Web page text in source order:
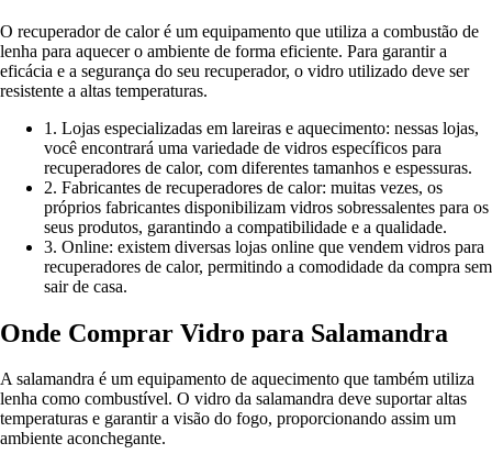
O recuperador de calor é um equipamento que utiliza a combustão de
lenha para aquecer o ambiente de forma eficiente. Para garantir a
eficácia e a segurança do seu recuperador, o vidro utilizado deve ser
resistente a altas temperaturas.
1. Lojas especializadas em lareiras e aquecimento: nessas lojas,
você encontrará uma variedade de vidros específicos para
recuperadores de calor, com diferentes tamanhos e espessuras.
2. Fabricantes de recuperadores de calor: muitas vezes, os
próprios fabricantes disponibilizam vidros sobressalentes para os
seus produtos, garantindo a compatibilidade e a qualidade.
3. Online: existem diversas lojas online que vendem vidros para
recuperadores de calor, permitindo a comodidade da compra sem
sair de casa.
Onde Comprar Vidro para Salamandra
A salamandra é um equipamento de aquecimento que também utiliza
lenha como combustível. O vidro da salamandra deve suportar altas
temperaturas e garantir a visão do fogo, proporcionando assim um
ambiente aconchegante.